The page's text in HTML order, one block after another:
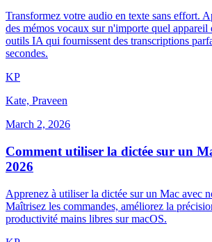
Transformez votre audio en texte sans effort.
des mémos vocaux sur n'importe quel appareil
outils IA qui fournissent des transcriptions
secondes.
KP
Kate, Praveen
March 2, 2026
Comment utiliser la dictée sur un
2026
Apprenez à utiliser la dictée sur un Mac avec
Maîtrisez les commandes, améliorez la
productivité mains libres sur macOS.